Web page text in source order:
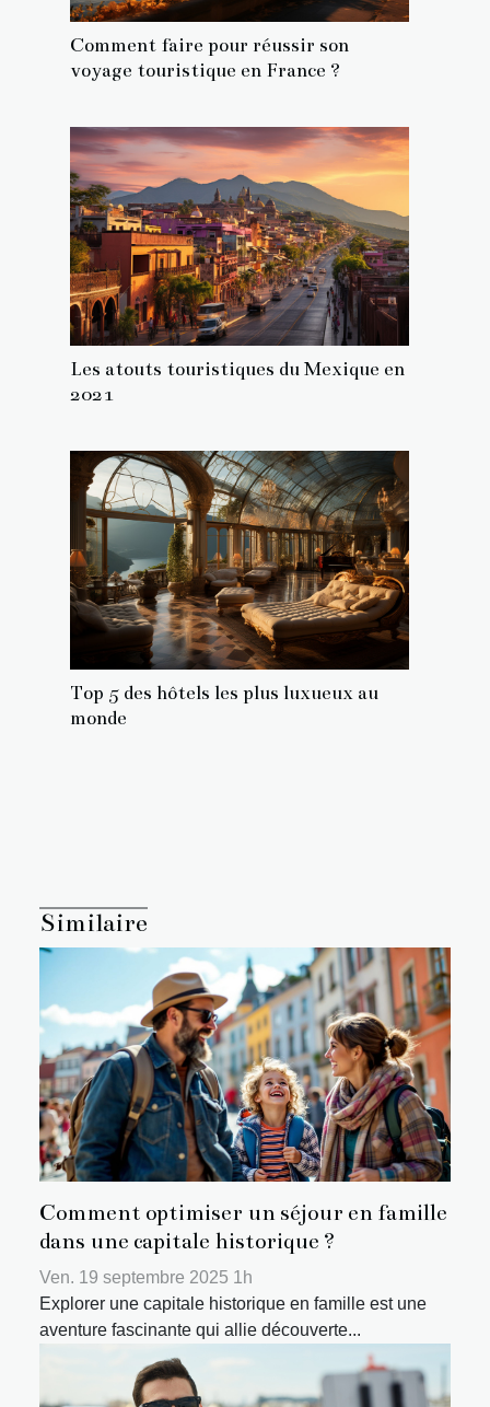
Comment faire pour réussir son
voyage touristique en France ?
Les atouts touristiques du Mexique en
2021
Top 5 des hôtels les plus luxueux au
monde
Similaire
Comment optimiser un séjour en famille
dans une capitale historique ?
Ven. 19 septembre 2025 1h
Explorer une capitale historique en famille est une
aventure fascinante qui allie découverte...